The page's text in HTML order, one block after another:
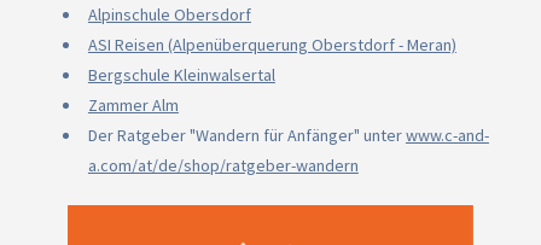
Alpinschule Obersdorf
ASI Reisen (Alpenüberquerung Oberstdorf - Meran)
Bergschule Kleinwalsertal
Zammer Alm
Der Ratgeber "Wandern für Anfänger" unterwww.c-and-
a.com/at/de/shop/ratgeber-wandern